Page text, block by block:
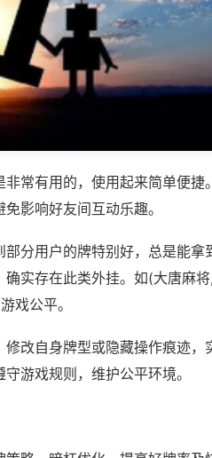
常有用的，使用起来简单便捷
影响好友间互动乐趣。
分用户的牌特别好，总是能拿
实存在此类外挂。如(大唐麻
戏公平。
改自身牌型或隐藏操作痕迹，
游戏规则，维护公平环境。